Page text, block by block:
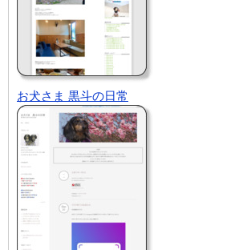
お犬さま 黒斗の日常